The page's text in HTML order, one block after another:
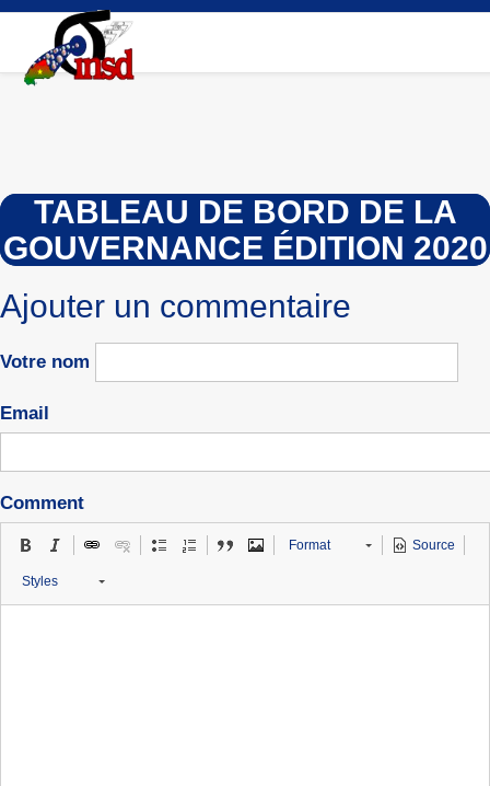
Aller
contenu
principal
TABLEAU DE BORD DE LA
GOUVERNANCE ÉDITION 2020
Ajouter un commentaire
Votre nom
Email
Comment
Format Source
Styles